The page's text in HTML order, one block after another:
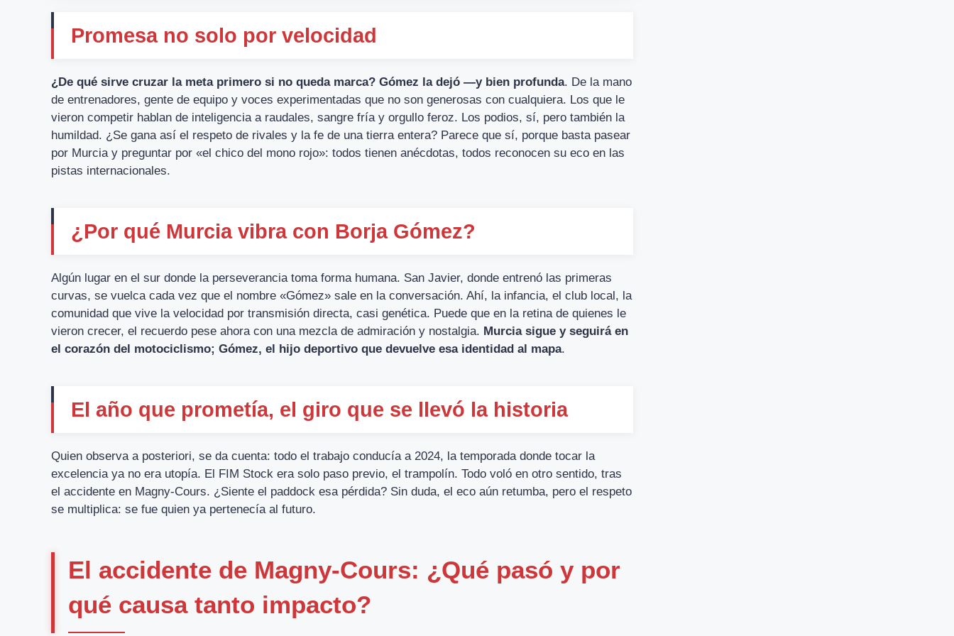
Promesa no solo por velocidad
¿De qué sirve cruzar la meta primero si no queda marca? Gómez la dejó —y bien profunda. De la mano
de entrenadores, gente de equipo y voces experimentadas que no son generosas con cualquiera. Los que le
vieron competir hablan de inteligencia a raudales, sangre fría y orgullo feroz. Los podios, sí, pero también la
humildad. ¿Se gana así el respeto de rivales y la fe de una tierra entera? Parece que sí, porque basta pasear
por Murcia y preguntar por «el chico del mono rojo»: todos tienen anécdotas, todos reconocen su eco en las
pistas internacionales.
¿Por qué Murcia vibra con Borja Gómez?
Algún lugar en el sur donde la perseverancia toma forma humana. San Javier, donde entrenó las primeras
curvas, se vuelca cada vez que el nombre «Gómez» sale en la conversación. Ahí, la infancia, el club local, la
comunidad que vive la velocidad por transmisión directa, casi genética. Puede que en la retina de quienes le
vieron crecer, el recuerdo pese ahora con una mezcla de admiración y nostalgia. Murcia sigue y seguirá en
el corazón del motociclismo; Gómez, el hijo deportivo que devuelve esa identidad al mapa.
El año que prometía, el giro que se llevó la historia
Quien observa a posteriori, se da cuenta: todo el trabajo conducía a 2024, la temporada donde tocar la
excelencia ya no era utopía. El FIM Stock era solo paso previo, el trampolín. Todo voló en otro sentido, tras
el accidente en Magny-Cours. ¿Siente el paddock esa pérdida? Sin duda, el eco aún retumba, pero el respeto
se multiplica: se fue quien ya pertenecía al futuro.
El accidente de Magny-Cours: ¿Qué pasó y por
qué causa tanto impacto?